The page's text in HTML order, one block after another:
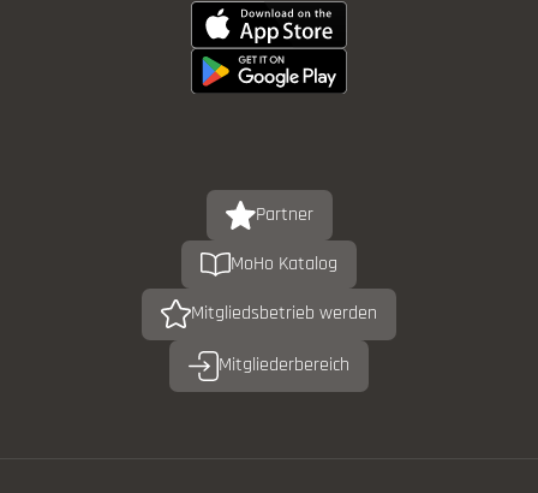
Partner
MoHo Katalog
Mitgliedsbetrieb werden
Mitgliederbereich